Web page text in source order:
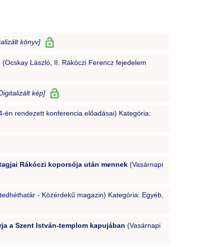
könyv]
(Ocskay László, II. Rákóczi Ferencz fejedelem
kép]
rendezett konferencia előadásai) Kategória:
Rákóczi koporsója után mennek(Vasárnapi
- Közérdekű magazin) Kategória: Egyéb,
a Szent István-templom kapujában (Vasárnapi